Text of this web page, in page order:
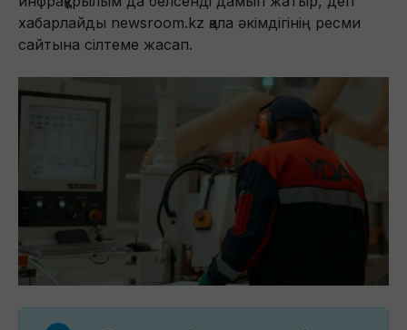
хабарлайды newsroom.kz қала әкімдігінің ресми
сайтына сілтеме жасап.